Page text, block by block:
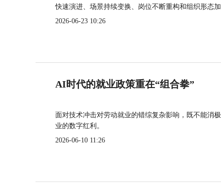
快速演进、场景持续变换、岗位不断重构和组织形态
2026-06-23 10:26
AI时代的就业政策重在“组合拳”
面对技术冲击对劳动就业的错综复杂影响，既不能消
业的数字红利。
2026-06-10 11:26